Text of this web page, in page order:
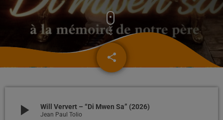
share
email
play_arrow Will Ververt – “Di Mwen Sa” (2026)
Jean Paul Tolio